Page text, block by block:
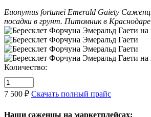
Euonymus fortunei Emerald Gaiety
посадки в грунт. Питомник в Краснодаре
Количество:
7 500 ₽ Скачать полный прайс
Наши саженцы на маркетплейсах: